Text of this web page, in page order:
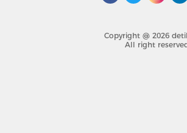
Copyright @ 2026
All right